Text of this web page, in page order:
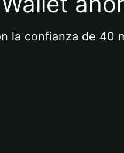
la confianza de 40